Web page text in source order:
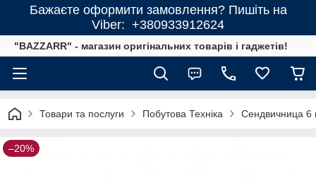
Бажаєте оформити замовлення? Пишіть на
Viber: +380933912624
"BAZZARR" - магазин оригінальних товарів і гаджетів!
Товари та послуги Побутова Техніка Сендвичница 6
–20%